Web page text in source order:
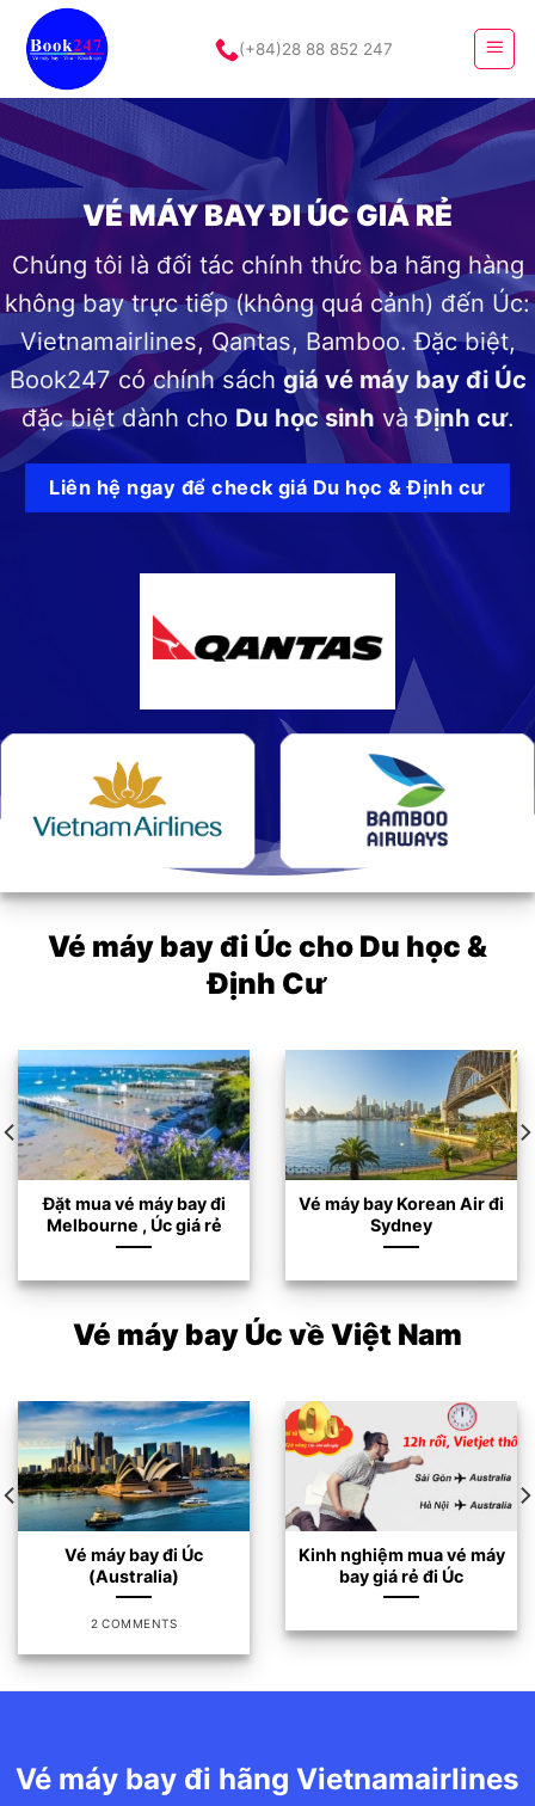
Skip
content
(+84)28 88 852 247
VÉ MÁY BAY ĐI ÚC GIÁ RẺ
Chúng tôi là đối tác chính thức ba hãng hàng
không bay trực tiếp (không quá cảnh) đến Úc:
Vietnamairlines, Qantas, Bamboo. Đặc biệt,
Book247 có chính sách giá vé máy bay đi Úc
đặc biệt dành cho Du học sinhvàĐịnh cư.
Liên hệ ngay để check giá Du học & Định cư
Vé máy bay đi Úc cho Du học &
Định Cư
Đặt mua vé máy bay đi
Melbourne , Úc giá rẻ
Vé máy bay Korean Air đi
Sydney
Vé máy bay Úc về Việt Nam
Vé máy bay đi Úc
(Australia)
2 COMMENTS
Kinh nghiệm mua vé máy
bay giá rẻ đi Úc
Vé máy bay đi hãng Vietnamairlines